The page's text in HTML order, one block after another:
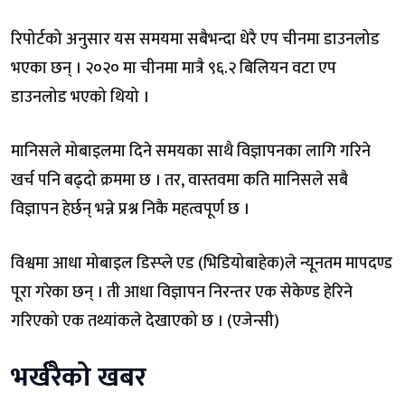
रिपोर्टको अनुसार यस समयमा सबैभन्दा धेरै एप चीनमा डाउनलोड
भएका छन् । २०२० मा चीनमा मात्रै ९६.२ बिलियन वटा एप
डाउनलोड भएको थियो ।
मानिसले मोबाइलमा दिने समयका साथै विज्ञापनका लागि गरिने
खर्च पनि बढ्दो क्रममा छ । तर, वास्तवमा कति मानिसले सबै
विज्ञापन हेर्छन् भन्ने प्रश्न निकै महत्वपूर्ण छ ।
विश्वमा आधा मोबाइल डिस्प्ले एड (भिडियोबाहेक)ले न्यूनतम मापदण्ड
पूरा गरेका छन् । ती आधा विज्ञापन निरन्तर एक सेकेण्ड हेरिने
गरिएको एक तथ्यांकले देखाएको छ । (एजेन्सी)
भर्खरैको खबर